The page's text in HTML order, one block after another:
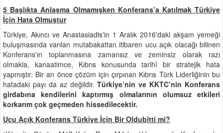
5 Başlıkta Anlaşma Olmamışken Konferans’a Katılmak Türkiye
İçin Hata Olmuştur
Türkiye, Akıncı ve Anastasiadis'in 1 Aralık 2016'daki akşam yemeği
buluşmasında varılan mutabakattan itibaren ucu açık olacağı bilinen
Konferans'ın toplanmasına zamansız ve zeminsiz olarak razı
olmakla, kanaatimce, Kıbrıs konusunda tarihî bir stratejik hata
yapmıştır. Bir an önce çözüm için çırpınan Kıbrıs Türk Liderliğinin bu
hatadaki payı da az değildir.Türkiye’nin ve KKTC’nin Konferans
girdabına kendilerini kaptırmış olmalarının olumsuz etkileri
korkarım çok geçmeden hissedilecektir.
Ucu Açık Konferans Türkiye İçin Bir Oldubitti mi?